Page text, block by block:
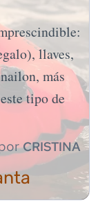
llaves,
más
tipo de
CRISTINA